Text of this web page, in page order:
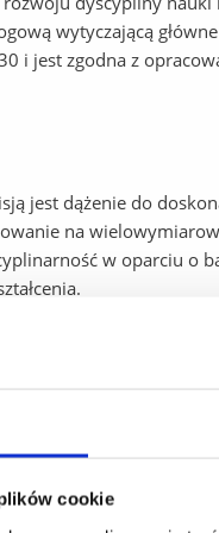
cookie
wytyczającą
i jest zgodna z
jest dążenie do
na
w oparciu o
przez IBB w
potencjale
kadry specjalistów